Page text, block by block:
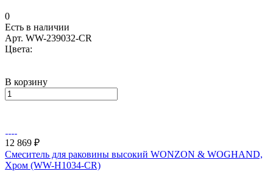
0
Есть в наличии
Арт. WW-239032-CR
Цвета:
В корзину
12 869 ₽
Смеситель для раковины высокий WONZON & WOGHAND,
Хром (WW-H1034-CR)